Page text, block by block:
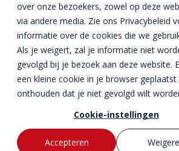
over onze bezoekers, zowel op deze
via andere media. Zie ons Privacybeleid
informatie over de cookies die we
Als je weigert, zal je informatie niet
gevolgd bij je bezoek aan deze website.
een kleine cookie in je browser
onthouden dat je niet gevolgd wilt
Cookie-instellingen
Accepteren
Enkelkerende keerwanden
Dubbelkerende keerwanden
Zwaarbelastbare keerwanden
Zwaluwwanden
Bloktraptreden
Oplossingen
Infra & Openbare ruimte
Sport & Recreatie
Op- en overslag
Waterkeringen
BTE Groep
Onze verhalen
Over ons
Duurzaamheid
5 april 2018- Bijgewerkt op21
alle locaties van